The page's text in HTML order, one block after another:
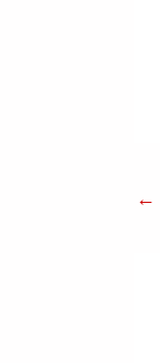
←